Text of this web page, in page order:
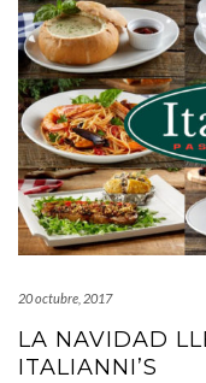
20 octubre, 2017
LA NAVIDAD
ITALIANNI’S